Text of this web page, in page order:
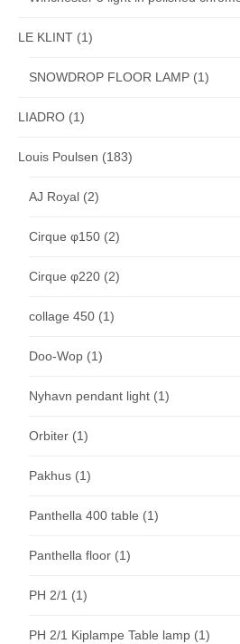
LE KLINT (1)
SNOWDROP FLOOR LAMP (1)
LIADRO (1)
Louis Poulsen (183)
AJ Royal (2)
Cirque φ150 (2)
Cirque φ220 (2)
collage 450 (1)
Doo-Wop (1)
Nyhavn pendant light (1)
Orbiter (1)
Pakhus (1)
Panthella 400 table (1)
Panthella floor (1)
PH 2/1 (1)
PH 2/1 Kiplampe Table lamp (1)